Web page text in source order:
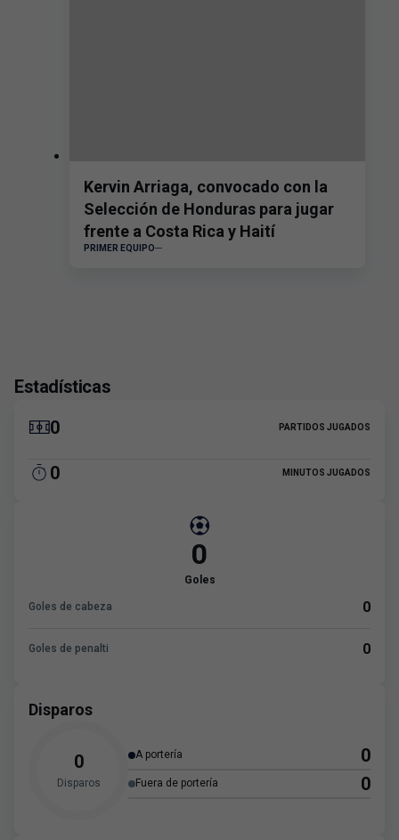
Kervin Arriaga, convocado con la
Selección de Honduras para jugar
frente a Costa Rica y Haití
PRIMER EQUIPO
Estadísticas
0
PARTIDOS JUGADOS
0 MINUTOS JUGADOS
0
Goles
Goles de cabeza 0
Goles de penalti 0
Disparos
0
Disparos
A portería 0
Fuera de portería 0